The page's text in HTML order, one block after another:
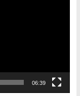
06:39